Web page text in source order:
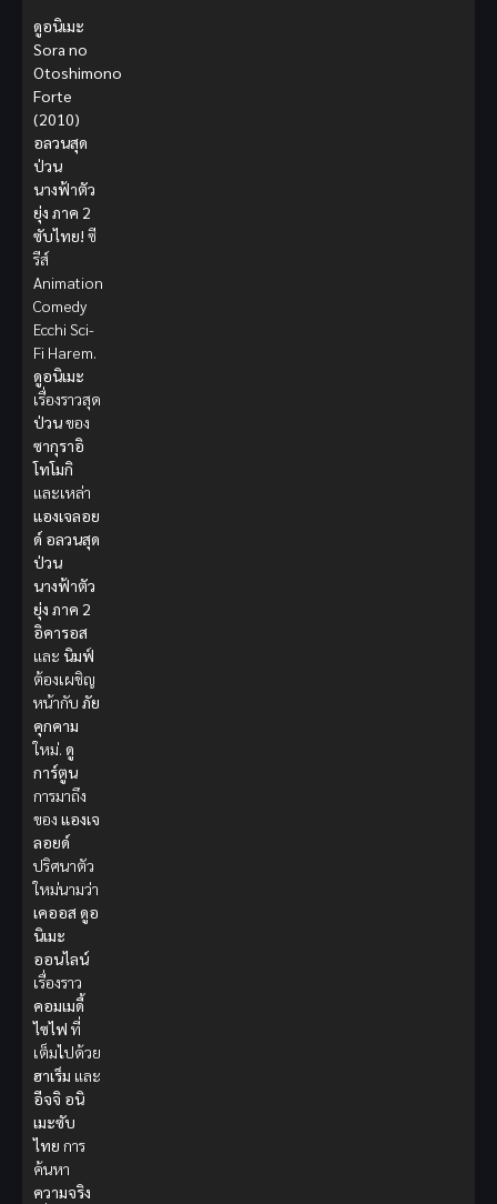
ดูอนิเมะ
Sora no
Otoshimono
Forte
(2010)
อลวนสุด
ป่วน
นางฟ้าตัว
ยุ่ง ภาค 2
ซับไทย! ซี
รีส์
Animation
Comedy
Ecchi Sci-
Fi Harem.
ดูอนิเมะ
เรื่องราวสุด
ป่วนของ
ซากุราอิ
โทโมกิ
และเหล่า
แองเจลอย
ด์ อลวนสุด
ป่วน
นางฟ้าตัว
ยุ่ง ภาค 2
อิคารอส
และ นิมฟ์
ต้องเผชิญ
หน้ากับ ภัย
คุกคาม
ใหม่. ดู
การ์ตูน
การมาถึง
ของ แองเจ
ลอยด์
ปริศนาตัว
ใหม่นามว่า
เคออสดูอ
นิเมะ
ออนไลน์
เรื่องราว
คอมเมดี้
ไซไฟ ที่
เต็มไปด้วย
ฮาเร็ม และ
อีจจิ อนิ
เมะซับ
ไทย การ
ค้นหา
ความจริง